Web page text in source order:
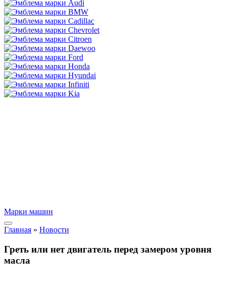
Марки машин
Главная » Новости
Греть или нет двигатель перед замером уровня
масла